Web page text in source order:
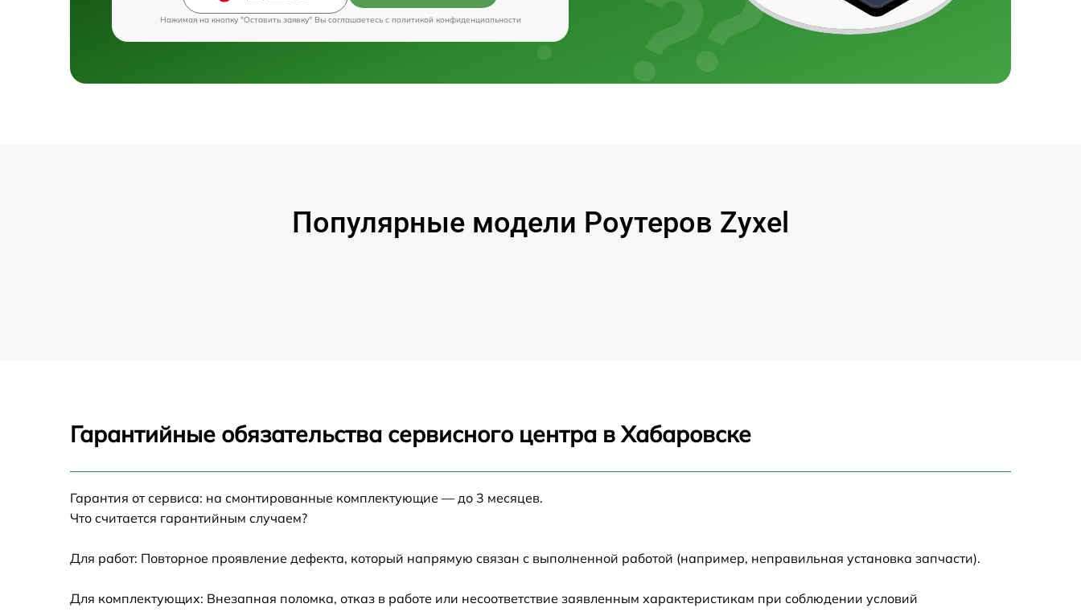
Нажимая на кнопку "Оставить заявку" Вы соглашаетесь c политикой конфиденциальности
Популярные модели Роутеров Zyxel
Гарантийные обязательства сервисного центра в Хабаровске
Гарантия от сервиса: на смонтированные комплектующие — до 3 месяцев.
Что считается гарантийным случаем?
Для работ: Повторное проявление дефекта, который напрямую связан с выполненной работой (например, неправильная установка запчасти).
Для комплектующих: Внезапная поломка, отказ в работе или несоответствие заявленным характеристикам при соблюдении условий